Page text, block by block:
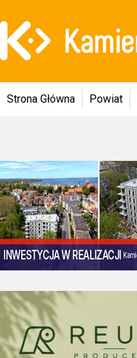
Strona Główna Powiat